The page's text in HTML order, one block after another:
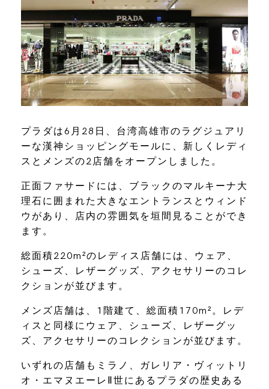
プラダは6月28日、台湾高雄市のラグジュアリ
ーな漢神ショッピングモールに、新しくレディ
スとメンズの2店舗をオープンしました。
正面ファサードには、ブラックのマルキーナ大
理石に囲まれた大きなエントランスとウィンド
ウがあり、店内の雰囲気を垣間見ることができ
ます。
総面積​​220m²のレディス店舗には、ウェア、
シューズ、レザーグッズ、アクセサリーのコレ
クションが並びます。
メンズ店舗は、1階建て、総面積170m²。レデ
ィスと同様にウェア、シューズ、レザーグッ
ズ、アクセサリーのコレクションが並びます。
いずれの店舗もミラノ、ガレリア・ヴィットリ
オ・エマヌエーレⅡ世にあるプラダの歴史ある